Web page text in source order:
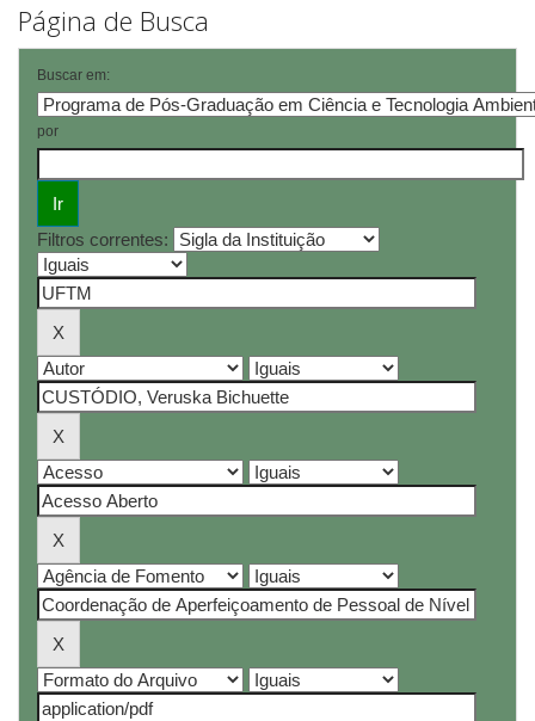
Página de Busca
Buscar em:
por
Filtros correntes: